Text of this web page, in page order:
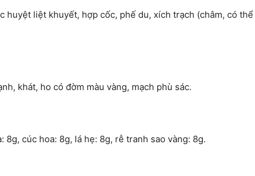
huyệt liệt khuyết, hợp cốc, phế du, xích trạch (châm, có thể
khát, ho có đờm màu vàng, mạch phù sác.
8g, cúc hoa: 8g, lá hẹ: 8g, rễ tranh sao vàng: 8g.